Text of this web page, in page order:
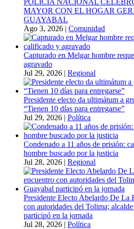
POLICÍA NACIONAL
MAYOR CON EL HOGAR
GUAYABAL
Ago 3, 2026 | Comunidad
Capturado en Melgar hombre
agravado
Jul 29, 2026 | Regional
Presidente electo da ultimátum a
“Tienen 10 días para entregarse”
Jul 29, 2026 | Política
Condenado a 11 años de prisión:
hombre buscado por la justicia
Jul 28, 2026 | Regional
Presidente Electo Abelardo De La
con autoridades del Tolima;
participó en la jornada
Jul 28, 2026 | Política